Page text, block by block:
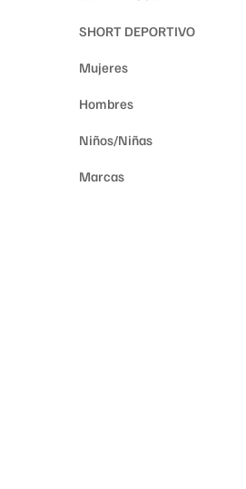
SHORT DEPORTIVO
Mujeres
Hombres
Niños/Niñas
Marcas